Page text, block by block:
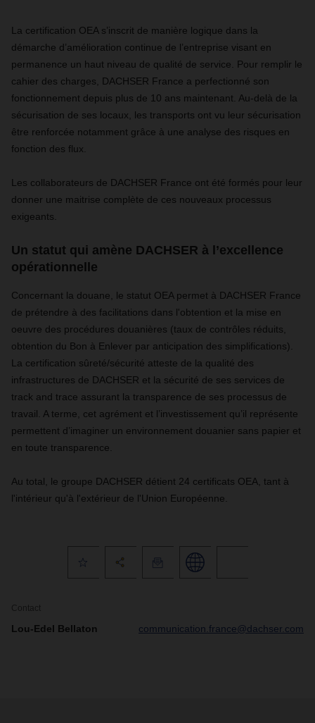
La certification OEA s’inscrit de manière logique dans la
démarche d’amélioration continue de l’entreprise visant en
permanence un haut niveau de qualité de service. Pour remplir le
cahier des charges, DACHSER France a perfectionné son
fonctionnement depuis plus de 10 ans maintenant. Au-delà de la
sécurisation de ses locaux, les transports ont vu leur sécurisation
être renforcée notamment grâce à une analyse des risques en
fonction des flux.
Les collaborateurs de DACHSER France ont été formés pour leur
donner une maitrise complète de ces nouveaux processus
exigeants.
Un statut qui amène DACHSER à l’excellence
opérationnelle
Concernant la douane, le statut OEA permet à DACHSER France
de prétendre à des facilitations dans l'obtention et la mise en
oeuvre des procédures douanières (taux de contrôles réduits,
obtention du Bon à Enlever par anticipation des simplifications).
La certification sûreté/sécurité atteste de la qualité des
infrastructures de DACHSER et la sécurité de ses services de
track and trace assurant la transparence de ses processus de
travail. A terme, cet agrément et l’investissement qu’il représente
permettent d’imaginer un environnement douanier sans papier et
en toute transparence.
Au total, le groupe DACHSER détient 24 certificats OEA, tant à
l'intérieur qu'à l'extérieur de l'Union Européenne.
Contact
Lou-Edel Bellaton communication.france@dachser.com